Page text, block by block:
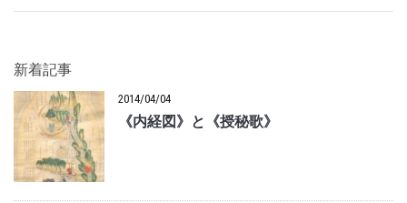
新着記事
2014/04/04
《内経図》と《授秘歌》